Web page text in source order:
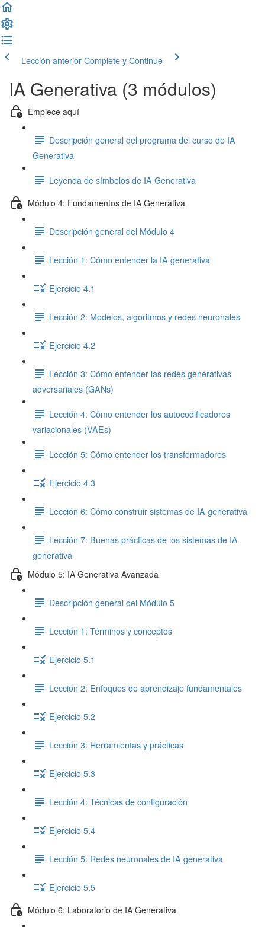
Lección anterior Complete y Continúe
IA Generativa (3 módulos)
Empiece aquí
Descripción general del programa del curso de IA
Generativa
Leyenda de símbolos de IA Generativa
Módulo 4: Fundamentos de IA Generativa
Descripción general del Módulo 4
Lección 1: Cómo entender la IA generativa
Ejercicio 4.1
Lección 2: Modelos, algoritmos y redes neuronales
Ejercicio 4.2
Lección 3: Cómo entender las redes generativas
adversariales (GANs)
Lección 4: Cómo entender los autocodificadores
variacionales (VAEs)
Lección 5: Cómo entender los transformadores
Ejercicio 4.3
Lección 6: Cómo construir sistemas de IA generativa
Lección 7: Buenas prácticas de los sistemas de IA
generativa
Módulo 5: IA Generativa Avanzada
Descripción general del Módulo 5
Lección 1: Términos y conceptos
Ejercicio 5.1
Lección 2: Enfoques de aprendizaje fundamentales
Ejercicio 5.2
Lección 3: Herramientas y prácticas
Ejercicio 5.3
Lección 4: Técnicas de configuración
Ejercicio 5.4
Lección 5: Redes neuronales de IA generativa
Ejercicio 5.5
Módulo 6: Laboratorio de IA Generativa